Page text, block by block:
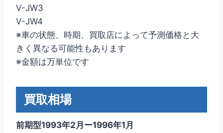
V-JW3
V-JW4
※車の状態、時期、買取店によって予測価格と大
きく異なる可能性もあります
※金額は万単位です
買取相場
前期型1993年2月ー1996年1月